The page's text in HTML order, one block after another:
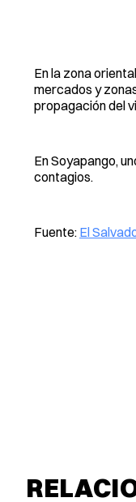
En la zona
mercados y
propagación del
En Soyapango,
contagios.
Fuente: El